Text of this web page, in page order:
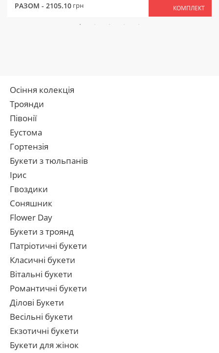
РАЗОМ - 2105.10 грн КОМПЛЕКТ
Осіння колекція
Троянди
Півонії
Еустома
Гортензія
Букети з тюльпанів
Ірис
Гвоздики
Соняшник
Flower Day
Букети з троянд
Патріотичні букети
Класичні букети
Вітальні букети
Романтичні букети
Ділові Букети
Весільні букети
Екзотичні букети
Букети для жінок